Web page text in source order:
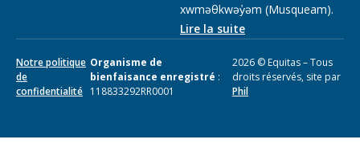
xwməθkwəy̓əm (Musqueam).
Lire la suite
Notre politique
de
confidentialité
Organisme de
bienfaisance enregistré :
118833292RR0001
2026 © Equitas – Tous
droits réservés, site par
Phil